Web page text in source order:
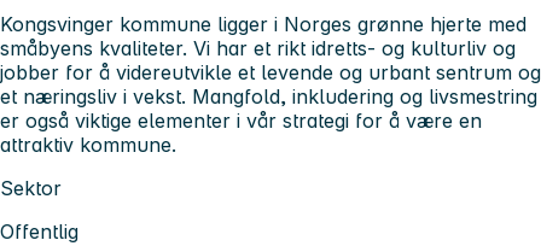
Kongsvinger kommune ligger i Norges grønne hjerte med
småbyens kvaliteter. Vi har et rikt idretts- og kulturliv og
jobber for å videreutvikle et levende og urbant sentrum og
et næringsliv i vekst. Mangfold, inkludering og livsmestring
er også viktige elementer i vår strategi for å være en
attraktiv kommune.
Sektor
Offentlig